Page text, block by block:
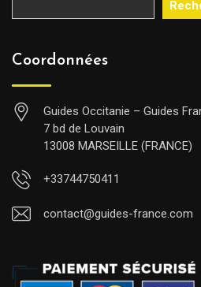
Coordonnées
Guides Occitanie – Guides
7 bd de Louvain
13008 MARSEILLE (FRANCE)
+33744750411
contact@guides-france.com